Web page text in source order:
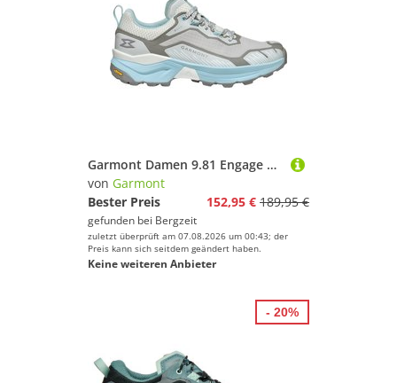
Garmont Damen 9.81 Engage GTX Schuhe
von Garmont
Bester Preis
152,95 € 189,95 €
gefunden bei Bergzeit
zuletzt überprüft am 07.08.2026 um 00:43; der
Preis kann sich seitdem geändert haben.
Keine weiteren Anbieter
- 20%